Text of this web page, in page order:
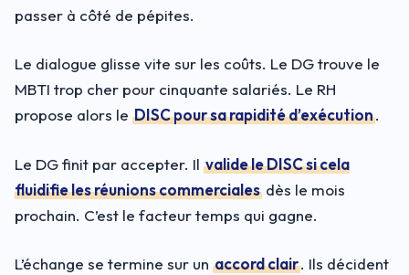
passer à côté de pépites.
Le dialogue glisse vite sur les coûts. Le DG trouve le
MBTI trop cher pour cinquante salariés. Le RH
propose alors le DISC pour sa rapidité d’exécution.
Le DG finit par accepter. Il valide le DISC si cela
fluidifie les réunions commerciales dès le mois
prochain. C’est le facteur temps qui gagne.
L’échange se termine sur un accord clair. Ils décident